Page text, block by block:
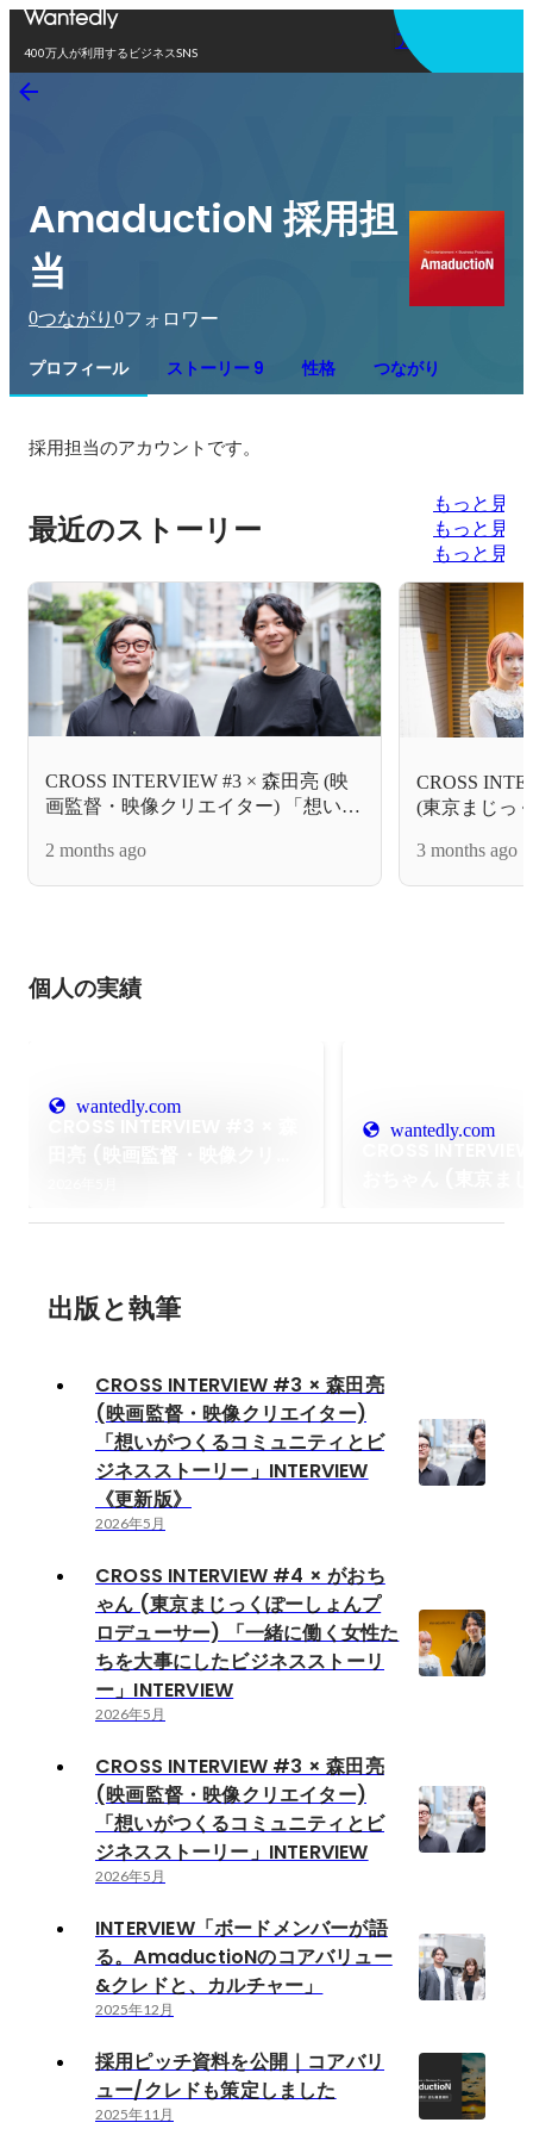
400万人が利用するビジネスSNS
アプリを使う
AmaductioN 採用担
当
0つながり 0フォロワー
プロフィール ストーリー 9 性格 つながり
採用担当のアカウントです。
最近のストーリー
もっと見る
もっと見る
もっと見る
CROSS INTERVIEW #3 × 森田亮 (映
画監督・映像クリエイター) 「想いが
ーリー」INTERVIEW 《更新版》
2 months ago
CROSS
(東京まじっ
したビジネ
INTERVIEW
3 months ago
個人の実績
wantedly.com
wantedly.com
出版と執筆
CROSS INTERVIEW #3 × 森田亮
(映画監督・映像クリエイター)
「想いがつくるコミュニティとビ
ジネスストーリー」INTERVIEW
《更新版》
2026年5月
CROSS INTERVIEW #4 × がおち
ゃん (東京まじっくぽーしょんプ
ロデューサー) 「一緒に働く女性た
ちを大事にしたビジネスストーリ
ー」INTERVIEW
2026年5月
CROSS INTERVIEW #3 × 森田亮
(映画監督・映像クリエイター)
「想いがつくるコミュニティとビ
ジネスストーリー」INTERVIEW
2026年5月
INTERVIEW「ボードメンバーが語
る。AmaductioNのコアバリュー
&クレドと、カルチャー」
2025年12月
採用ピッチ資料を公開｜コアバリ
ュー/クレドも策定しました
2025年11月